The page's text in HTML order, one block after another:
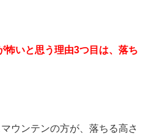
怖いと思う理由3つ目は、落ち
ウンテンの方が、落ちる高さ